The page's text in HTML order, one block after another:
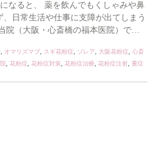
なると、 薬を飲んでもくしゃみや鼻
日常生活や仕事に支障が出てしまう
院（大阪・心斎橋の福本医院）で
オマリズマブ スギ花粉症 ゾレア 大阪花粉症
心斎
花粉症 花粉症対策 花粉症治療 花粉症注射 重症